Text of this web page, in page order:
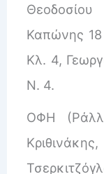
Καπώνης
Κλ. 4,
Ν. 4.
ΟΦΗ